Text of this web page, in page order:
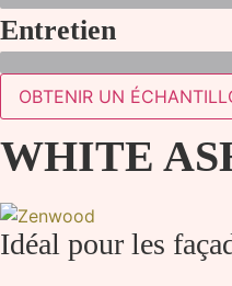
Entretien
OBTENIR UN
WHITE
Idéal pour les